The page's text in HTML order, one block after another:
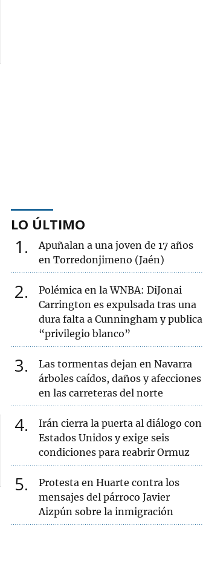
LO ÚLTIMO
1
Apuñalan a una joven de 17 años
en Torredonjimeno (Jaén)
2
Polémica en la WNBA: DiJonai
Carrington es expulsada tras una
dura falta a Cunningham y publica
“privilegio blanco”
3
Las tormentas dejan en Navarra
árboles caídos, daños y afecciones
en las carreteras del norte
4
Irán cierra la puerta al diálogo con
Estados Unidos y exige seis
condiciones para reabrir Ormuz
5
Protesta en Huarte contra los
mensajes del párroco Javier
Aizpún sobre la inmigración